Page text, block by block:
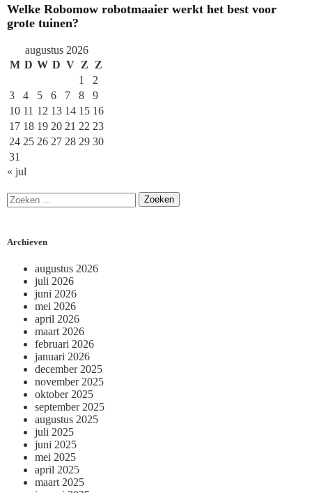
Welke Robomow robotmaaier werkt het best voor
grote tuinen?
augustus 2026
M D W D V Z
Z
1
2
3
4 5 6 7 8
9
10 11 12 13 14 15 16
17 18 19 20 21 22 23
24 25 26 27 28 29 30
31
« jul
Archieven
augustus 2026
juli 2026
juni 2026
mei 2026
april 2026
maart 2026
februari 2026
januari 2026
december 2025
november 2025
oktober 2025
september 2025
augustus 2025
juli 2025
juni 2025
mei 2025
april 2025
maart 2025